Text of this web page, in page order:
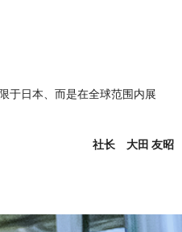
于日本、而是在全球范围内展
社长 大田 友昭